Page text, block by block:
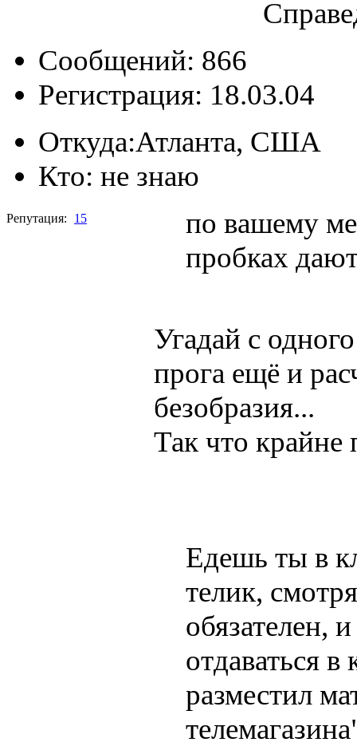
Сообщений: 866
Регистрация: 18.03.04
Откуда:Атланта, США
Кто: не знаю
Репутация: 15
по вашему
пробках
Угадай с
прога ещё и
безобразия...
Так что крайне
Едешь ты в
телик,
обязателен,
отдаваться в
разместил